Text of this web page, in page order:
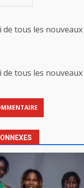
de tous les
de tous les